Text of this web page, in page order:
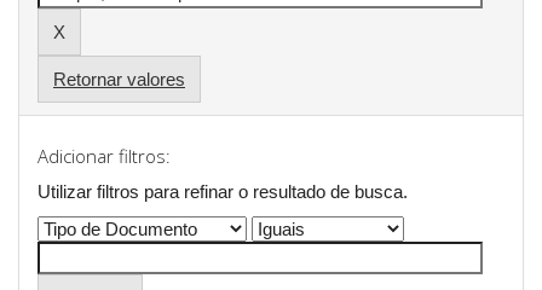
Retornar valores
Adicionar filtros:
Utilizar filtros para refinar o resultado de busca.